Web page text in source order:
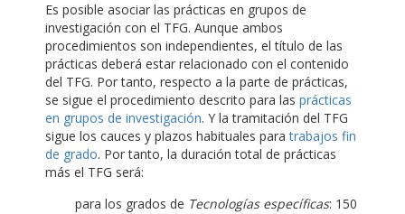
Es posible asociar las prácticas en grupos de
investigación con el TFG. Aunque ambos
procedimientos son independientes, el título de las
prácticas deberá estar relacionado con el contenido
del TFG. Por tanto, respecto a la parte de prácticas,
se sigue el procedimiento descrito para las prácticas
en grupos de investigación. Y la tramitación del TFG
sigue los cauces y plazos habituales paratrabajos fin
de grado. Por tanto, la duración total de prácticas
más el TFG será:
para los grados de Tecnologías específicas: 150